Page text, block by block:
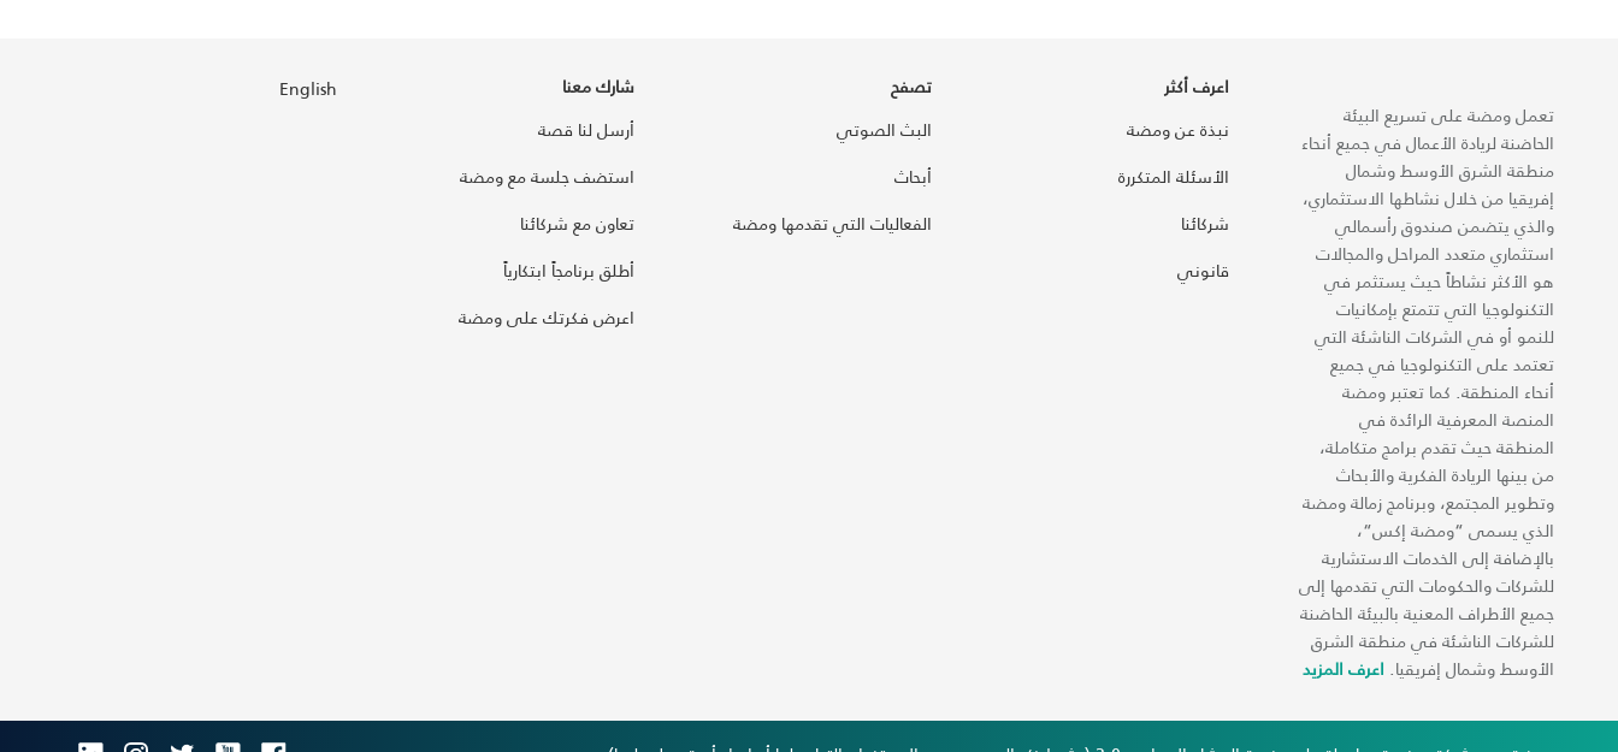
تعمل ومضة على تسريع البيئة
الحاضنة لريادة الأعمال في جميع أنحاء
منطقة الشرق الأوسط وشمال
إفريقيا من خلال نشاطها الاستثماري،
والذي يتضمن صندوق رأسمالي
استثماري متعدد المراحل والمجالات
هو الأكثر نشاطاً حيث يستثمر في
التكنولوجيا التي تتمتع بإمكانيات
للنمو أو في الشركات الناشئة التي
تعتمد على التكنولوجيا في جميع
أنحاء المنطقة. كما تعتبر ومضة
المنصة المعرفية الرائدة في
المنطقة حيث تقدم برامج متكاملة،
من بينها الريادة الفكرية والأبحاث
وتطوير المجتمع، وبرنامج زمالة ومضة
الذي يسمى “ومضة إكس“،
بالإضافة إلى الخدمات الاستشارية
للشركات والحكومات التي تقدمها إلى
جميع الأطراف المعنية بالبيئة الحاضنة
للشركات الناشئة في منطقة الشرق
الأوسط وشمال إفريقيا. اعرف المزيد
اعرف أكثر
نبذة عن ومضة
الأسئلة المتكررة
شركائنا
قانوني
تصفح
البث الصوتي
أبحاث
الفعاليات التي تقدمها ومضة
شارك معنا
أرسل لنا قصة
استضف جلسة مع ومضة
تعاون مع شركائنا
أطلق برنامجاً ابتكارياً
اعرض فكرتك على ومضة
English